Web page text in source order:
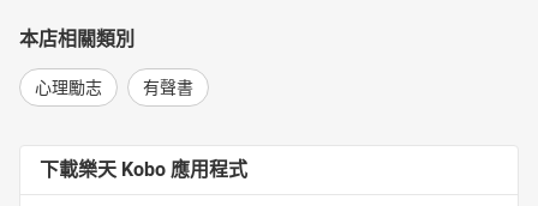
本店相關類別
心理勵志 有聲書
下載樂天 Kobo 應用程式